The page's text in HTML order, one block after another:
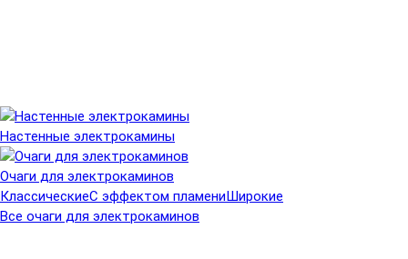
Настенные электрокамины
Очаги для электрокаминов
КлассическиеС эффектом пламениШирокие
Все очаги для электрокаминов